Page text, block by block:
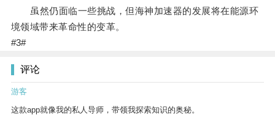
虽然仍面临一些挑战，但海神加速器的发展将在能源环
境领域带来革命性的变革。
#3#
评论
游客
这款app就像我的私人导师，带领我探索知识的奥秘。